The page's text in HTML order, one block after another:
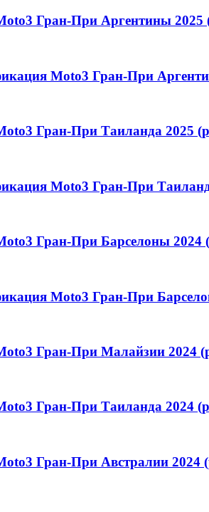
Гран-При Аргентины 2025
Moto3 Гран-При
Гран-При Таиланда 2025
Moto3 Гран-При
Гран-При Барселоны 2024
Moto3 Гран-При
Гран-При Малайзии 2024
Гран-При Таиланда 2024
Гран-При Австралии 2024